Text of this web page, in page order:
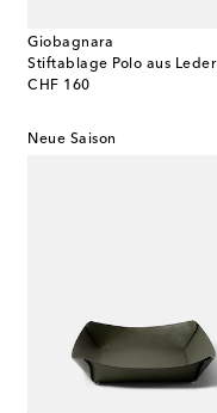
Giobagnara
Stiftablage Polo aus Leder
CHF 160
original price
Neue Saison